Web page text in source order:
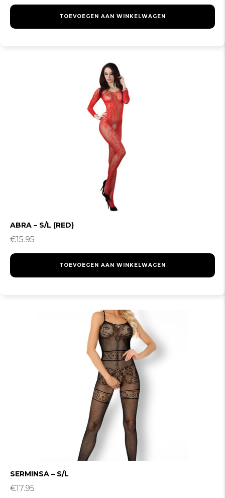
TOEVOEGEN AAN WINKELWAGEN
ABRA – S/L (RED)
€15.95
TOEVOEGEN AAN WINKELWAGEN
SERMINSA – S/L
€17.95